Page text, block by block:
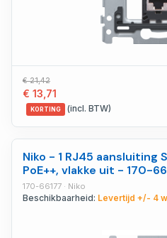
€ 21,42
€ 13,71
KORTING (incl. BTW)
Niko - 1 RJ45 aansluiting
PoE++, vlakke uit - 170-
170-66177 · Niko
Beschikbaarheid: Levertijd +/- 4